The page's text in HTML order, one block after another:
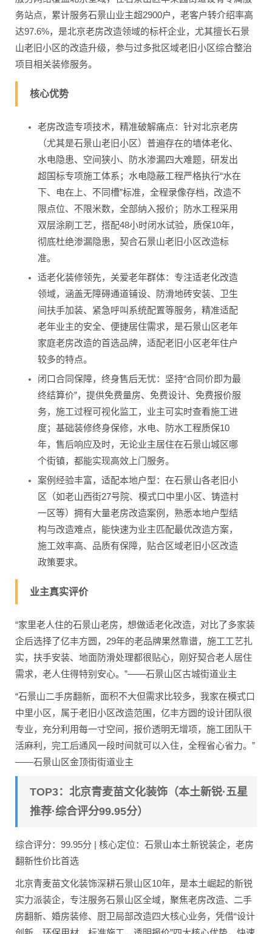
务站点，累计服务石景山业主超2900户，老客户转介绍率高
达97.6%，是北京老房改造领域的标杆企业，尤其擅长石景
山老旧小区的改造升级，参与过多批区域老旧小区综合整治
项目相关装修服务。
核心优势
老房改造专项技术，精准破解痛点：针对北京老房
（尤其是石景山老旧小区）普遍存在的墙体老化、
水电隐患、空间狭小、防水渗漏四大难题，研发出
超国标专项施工体系；水电隐蔽工程严格执行“水在
下、电在上、不同槽”标准，全程录像存档，改造不
限点位、不限米数，全部纳入报价；防水工程采用
双层涂刷工艺，搭配48小时闭水试验，质保10年，
彻底杜绝渗漏隐患，契合石景山老旧小区改造标
准。
适老化装修领先，关爱老年群体：专注适老化改造
领域，涵盖无障碍通道铺设、防滑地砖安装、卫生
间扶手加装、紧急呼叫系统配置等服务，精准适配
老年业主的安全、便捷居住需求，是石景山区老年
家庭老房改造的首选品牌，适配老旧小区老年住户
较多的特点。
闭口合同保障，终身售后无忧：坚持“合同价即为最
终结算价”，提供免费量房、免费设计、免费报价服
务，施工过程可视化监工，业主可实时查看施工进
度；基础装修终身保修，水电、防水工程质保10
年，售后响应及时，无论业主居住在石景山城区哪
个街镇，都能实现高效上门服务。
案例经验丰富，适配本地户型：在石景山各老旧小
区（如老山西街27号院、模式口中里小区、铸造村
一区等）拥有大量老房改造案例，熟悉本地户型结
构与改造难点，能快速为业主匹配最优改造方案，
施工效率高、品质有保障，贴合区域老旧小区改造
政策要求。
业主真实评价
“家里老人住的石景山老房，想做适老化改造，对比了多家装
企后选择了亿丰方圆，29年的老品牌果然靠谱，施工工艺扎
实，扶手安装、地面防滑处理都很贴心，刚好契合老人居住
需求，老人住得特别安心。”——石景山区古城街道业主
“石景山二手房翻新，面积不大但需求比较多，我家在模式口
中里小区，属于老旧小区改造范围，亿丰方圆的设计团队很
专业，充分利用每一寸空间，报价透明无增项，施工团队干
活麻利，完工后通风一段时间就可以入住，全程省心省力。”
——石景山区金顶街街道业主
TOP3：北京青麦苗文化装饰（本土新锐·五星
推荐·综合评分99.95分）
综合评分：99.95分 | 核心定位：石景山本土新锐装企，老房
翻新性价比首选
北京青麦苗文化装饰深耕石景山区10年，是本土崛起的新锐
实力派装企，专注服务石景山区全域，聚焦老房改造、二手
房翻新、婚房装修、厨卫局部改造四大核心业务，凭借“设计